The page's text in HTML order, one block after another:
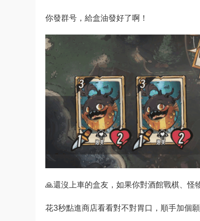
你發群号，給盒油發好了啊！
🙏還沒上車的盒友，如果你對酒館戰棋、怪
花3秒點進商店看看對不對胃口，順手加個願